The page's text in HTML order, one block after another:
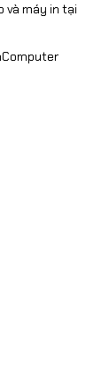
và máy in tại